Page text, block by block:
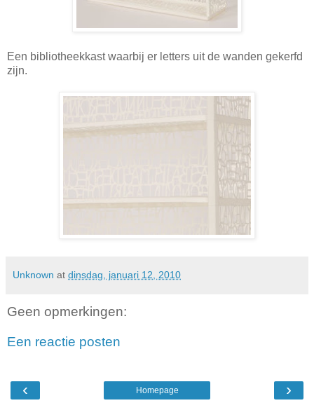
Een bibliotheekkast waarbij er letters uit de wanden gekerfd
zijn.
Unknown at dinsdag, januari 12, 2010
Geen opmerkingen:
Een reactie posten
‹ ›
Homepage